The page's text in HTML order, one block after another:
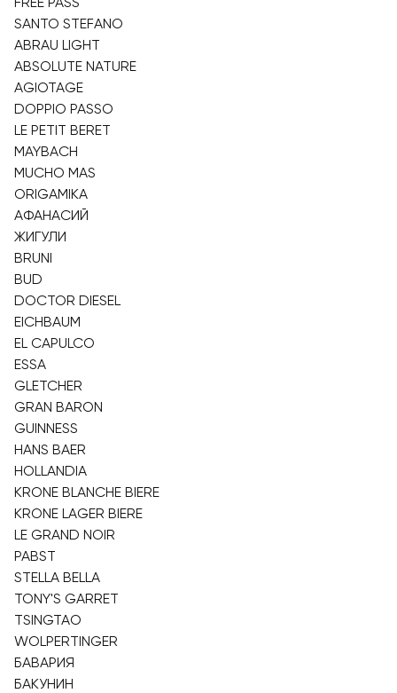
SANTO STEFANO
ABRAU LIGHT
ABSOLUTE NATURE
AGIOTAGE
DOPPIO PASSO
LE PETIT BERET
MAYBACH
MUCHO MAS
ORIGAMIKA
АФАНАСИЙ
ЖИГУЛИ
BRUNI
BUD
DOCTOR DIESEL
EICHBAUM
EL CAPULCO
ESSA
GLETCHER
GRAN BARON
GUINNESS
HANS BAER
HOLLANDIA
KRONE BLANCHE BIERE
KRONE LAGER BIERE
LE GRAND NOIR
PABST
STELLA BELLA
TONY'S GARRET
TSINGTAO
WOLPERTINGER
БАВАРИЯ
БАКУНИН